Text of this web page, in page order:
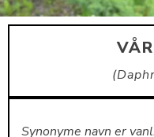
KONTAKT
Synonyme navn er